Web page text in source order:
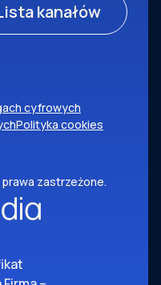
kanałów
cyfrowych
Polityka cookies
zastrzeżone.